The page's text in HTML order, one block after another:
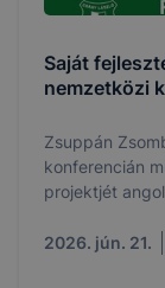
Saját
nemzetközi
Zsuppán
konferencián
projektjét
2026. jún. 21.